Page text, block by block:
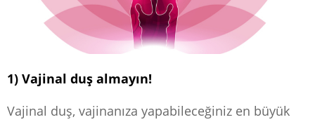
1) Vajinal duş almayın!
Vajinal duş, vajinanıza yapabileceğiniz en büyük